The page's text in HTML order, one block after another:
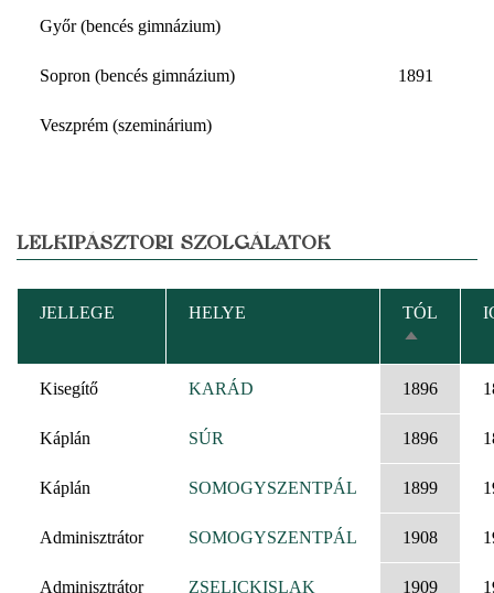
Győr (bencés gimnázium)
Sopron (bencés gimnázium) 1891
Veszprém (szeminárium)
LELKIPÁSZTORI SZOLGÁLATOK
JELLEGE HELYE
TÓL
RENDEZÉS
Kisegítő KARÁD 1896
Káplán SÚR 1896
Káplán SOMOGYSZENTPÁL 1899
Adminisztrátor SOMOGYSZENTPÁL 1908
Adminisztrátor ZSELICKISLAK 1909